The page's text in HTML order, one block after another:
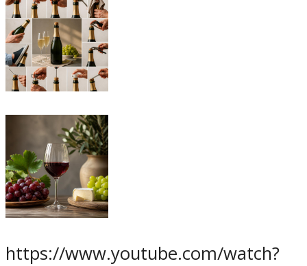
https://www.youtube.com/watch?